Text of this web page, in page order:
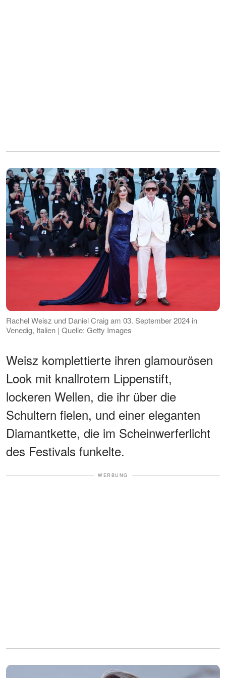
Rachel Weisz und Daniel Craig am 03. September 2024 in
Venedig, Italien | Quelle: Getty Images
Weisz komplettierte ihren glamourösen
Look mit knallrotem Lippenstift,
lockeren Wellen, die ihr über die
Schultern fielen, und einer eleganten
Diamantkette, die im Scheinwerferlicht
des Festivals funkelte.
WERBUNG